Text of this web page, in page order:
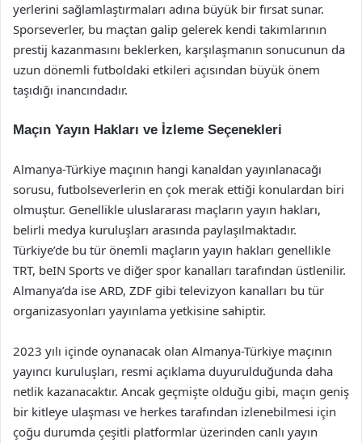
yerlerini sağlamlaştırmaları adına büyük bir fırsat sunar.
Sporseverler, bu maçtan galip gelerek kendi takımlarının
prestij kazanmasını beklerken, karşılaşmanın sonucunun da
uzun dönemli futboldaki etkileri açısından büyük önem
taşıdığı inancındadır.
Maçın Yayın Hakları ve İzleme Seçenekleri
Almanya-Türkiye maçının hangi kanaldan yayınlanacağı
sorusu, futbolseverlerin en çok merak ettiği konulardan biri
olmuştur. Genellikle uluslararası maçların yayın hakları,
belirli medya kuruluşları arasında paylaşılmaktadır.
Türkiye’de bu tür önemli maçların yayın hakları genellikle
TRT, beIN Sports ve diğer spor kanalları tarafından üstlenilir.
Almanya’da ise ARD, ZDF gibi televizyon kanalları bu tür
organizasyonları yayınlama yetkisine sahiptir.
2023 yılı içinde oynanacak olan Almanya-Türkiye maçının
yayıncı kuruluşları, resmi açıklama duyurulduğunda daha
netlik kazanacaktır. Ancak geçmişte olduğu gibi, maçın geniş
bir kitleye ulaşması ve herkes tarafından izlenebilmesi için
çoğu durumda çeşitli platformlar üzerinden canlı yayın